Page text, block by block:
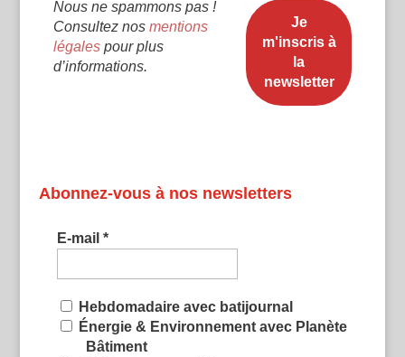
Nous ne spammons pas !
Consultez nos mentions
légalespour plus
d’informations.
Abonnez-vous à nos newsletters
E-mail *
Hebdomadaire avec batijournal
Énergie & Environnement avec Planète
Bâtiment